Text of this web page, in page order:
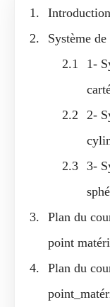
Introduction
Système
1-
2-
3-
Plan du
point
Plan du